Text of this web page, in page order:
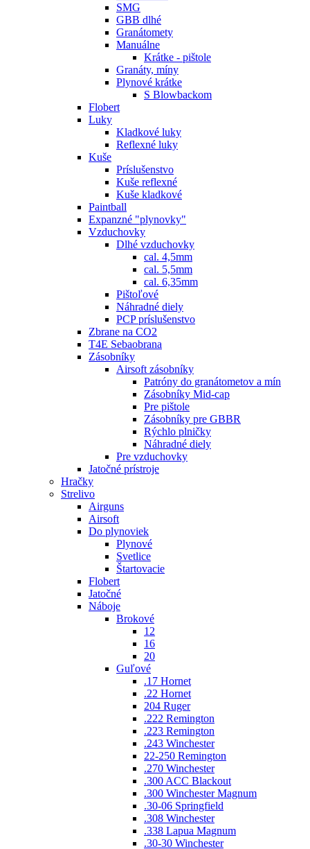
SMG
GBB dlhé
Granátomety
Manuálne
Krátke - pištole
Granáty, míny
Plynové krátke
S Blowbackom
Flobert
Luky
Kladkové luky
Reflexné luky
Kuše
Príslušenstvo
Kuše reflexné
Kuše kladkové
Paintball
Expanzné "plynovky"
Vzduchovky
Dlhé vzduchovky
cal. 4,5mm
cal. 5,5mm
cal. 6,35mm
Pištoľové
Náhradné diely
PCP príslušenstvo
Zbrane na CO2
T4E Sebaobrana
Zásobníky
Airsoft zásobníky
Patróny do granátometov a mín
Zásobníky Mid-cap
Pre pištole
Zásobníky pre GBBR
Rýchlo plničky
Náhradné diely
Pre vzduchovky
Jatočné prístroje
Hračky
Strelivo
Airguns
Airsoft
Do plynoviek
Plynové
Svetlice
Štartovacie
Flobert
Jatočné
Náboje
Brokové
12
16
20
Guľové
.17 Hornet
.22 Hornet
204 Ruger
.222 Remington
.223 Remington
.243 Winchester
22-250 Remington
.270 Winchester
.300 ACC Blackout
.300 Winchester Magnum
.30-06 Springfield
.308 Winchester
.338 Lapua Magnum
.30-30 Winchester